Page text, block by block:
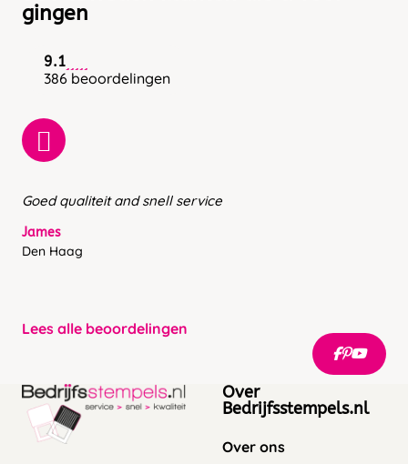
gingen
9.1
386 beoordelingen
Goed qualiteit and snell service
James
Den Haag
Lees alle beoordelingen
Over
Bedrijfsstempels.nl
Over ons